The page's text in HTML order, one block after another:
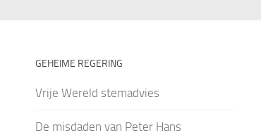
GEHEIME REGERING
Vrije Wereld stemadvies
De misdaden van Peter Hans